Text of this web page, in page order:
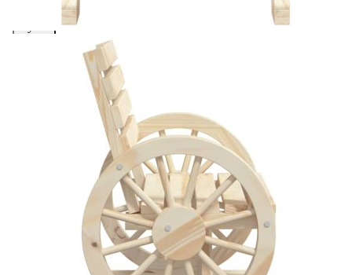
вноски на кредита.
Когато плащате с NewPay, всъщност NewPay плаща
поръчката Ви вместо Вас. Вие я получавате и
разполагате с три начина да я платите към тях:
Отложено до 30 дни от момента на изпращане на
поръчката без оскъпяване. За покупки на стойност до
400 лв. / €204,52
Плащане на 4 вноски. Заплащате 20% от стойността на
поръчката си на момента с карта. Останалата сума се
разделя на 3 равни месечни вноски без оскъпяване. За
покупки на стойност до 1000 лв. / €511.31
Плащане на 6 вноски. Стойността на поръчката се
разпределя в 6 равни месечни вноски с оскъпяване. За
покупки на стойност до 2000 лв. / €1022.61